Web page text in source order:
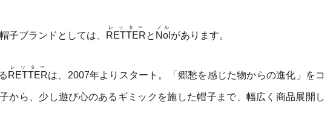
子ブランドとしては、 RETTER
レッター
と Nol
ノル
があります。
RETTER
レッター
は、2007年よりスタート。「郷愁を感じた物からの進化」をコ
から、少し遊び心のあるギミックを施した帽子まで、幅広く商品展開し